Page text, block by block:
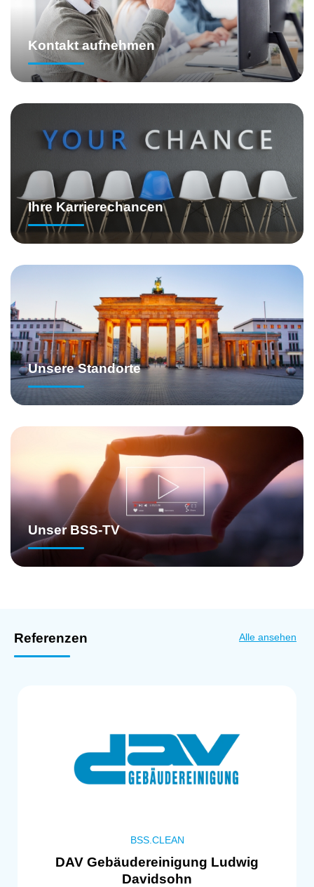
Kontakt aufnehmen
Ihre Karrierechancen
Unsere Standorte
Unser BSS-TV
Referenzen Alle ansehen
BSS.CLEAN
DAV Gebäudereinigung Ludwig
Davidsohn